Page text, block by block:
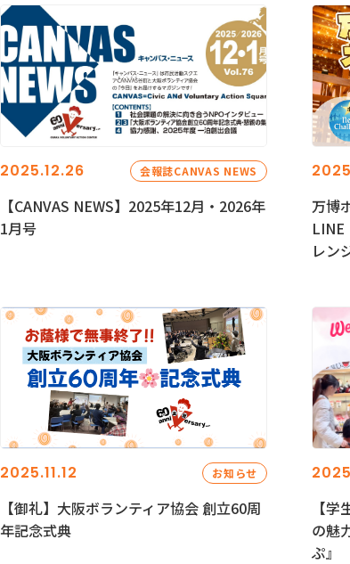
2025.12.26 会報誌CANVAS NEWS
【CANVAS NEWS】2025年12月・2026年
1月号
万博
LINE
レン
2025.11.12 お知らせ
【御礼】大阪ボランティア協会 創立60周
年記念式典
【
の魅
ぷ』